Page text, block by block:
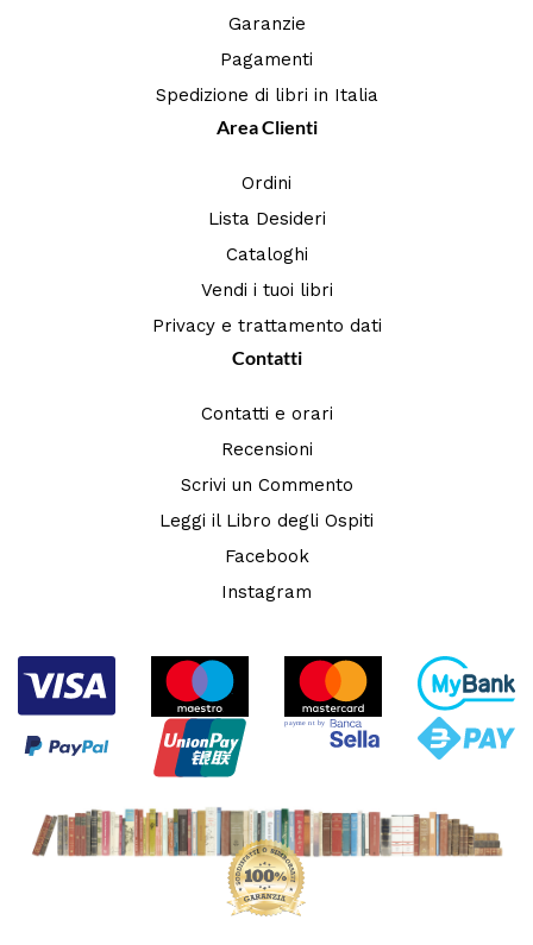
Garanzie
Pagamenti
Spedizione di libri in Italia
Area Clienti
Ordini
Lista Desideri
Cataloghi
Vendi i tuoi libri
Privacy e trattamento dati
Contatti
Contatti e orari
Recensioni
Scrivi un Commento
Leggi il Libro degli Ospiti
Facebook
Instagram